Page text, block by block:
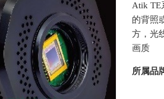
Atik TE
的背照
方，光
画质
所属品